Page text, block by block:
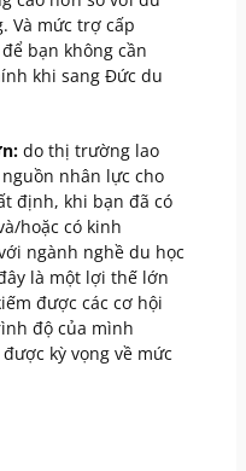
Và mức trợ cấp
bạn không cần
khi sang Đức du
do thị trường lao
nhân lực cho
định, khi bạn đã có
hoặc có kinh
ngành nghề du học
là một lợi thế lớn
được các cơ hội
độ của mình
kỳ vọng về mức